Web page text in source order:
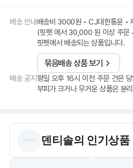
배송 안내배송비 3000원 • CJ대한통운 •
(핏펫 에서 30,000 원 이상 주문
핏펫에서 배송되는 상품입니다.
묶음배송 상품 보기
배송 공지평일 오후 16시 이전 주문 건은
부피가 크거나 무거운 상품은 분
덴티솔의 인기상품